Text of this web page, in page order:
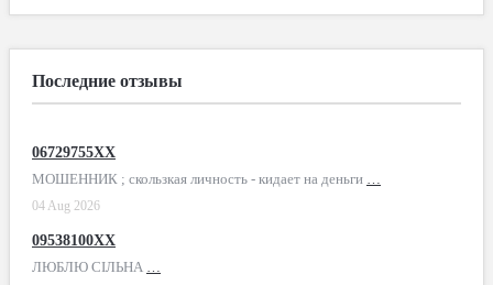
Последние отзывы
06729755XX
МОШЕННИК ; скользкая личность - кидает на деньги …
04 Aug 2026
09538100XX
ЛЮБЛЮ СІЛЬНА …